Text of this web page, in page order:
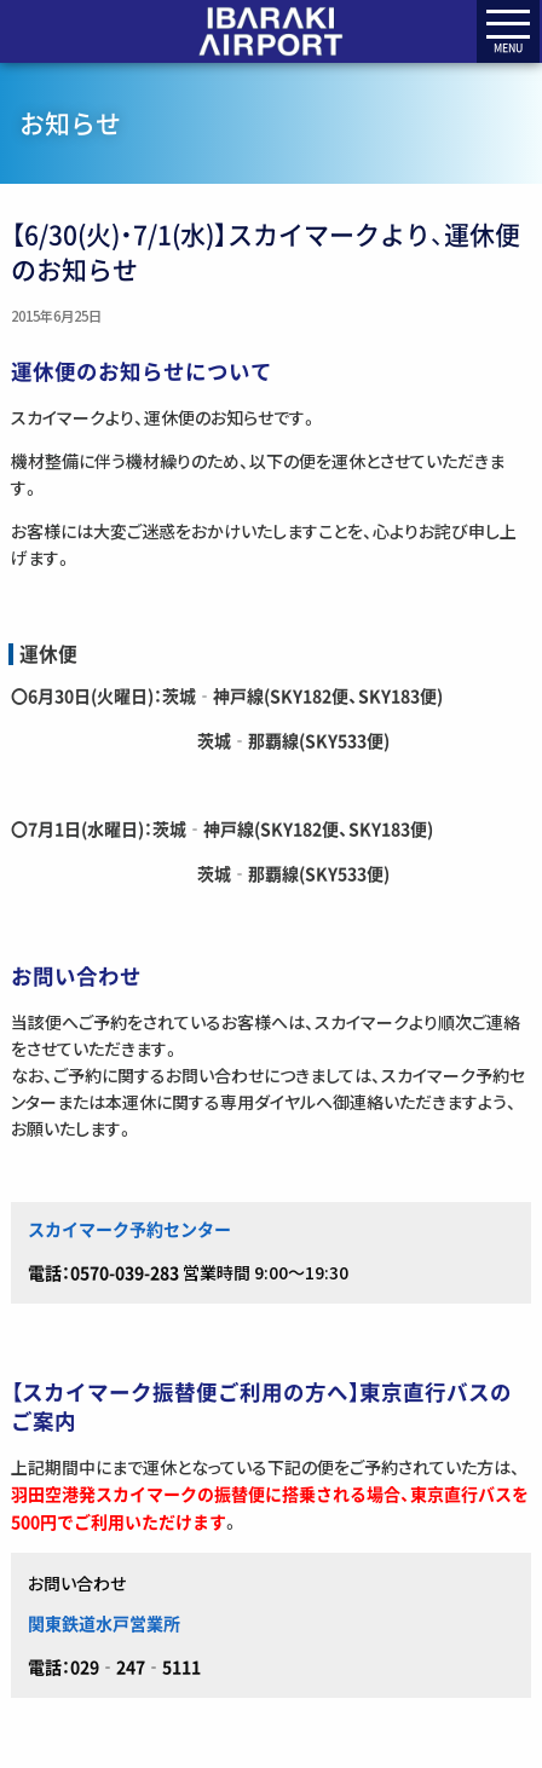
MENU
お知らせ
【6/30(火)・7/1(水)】スカイマークより、運休便
のお知らせ
2015年6月25日
運休便のお知らせについて
スカイマークより、運休便のお知らせです。
機材整備に伴う機材繰りのため、以下の便を運休とさせていただきま
す。
お客様には大変ご迷惑をおかけいたしますことを、心よりお詫び申し上
げます。
運休便
〇6月30日(火曜日)：茨城‐神戸線(SKY182便、SKY183便)
茨城‐那覇線(SKY533便)
〇7月1日(水曜日)：茨城‐神戸線(SKY182便、SKY183便)
茨城‐那覇線(SKY533便)
お問い合わせ
当該便へご予約をされているお客様へは、スカイマークより順次ご連絡
をさせていただきます。
なお、ご予約に関するお問い合わせにつきましては、スカイマーク予約セ
ンターまたは本運休に関する専用ダイヤルへ御連絡いただきますよう、
お願いたします。
スカイマーク予約センター
電話：0570-039-283営業時間 9:00～19:30
【スカイマーク振替便ご利用の方へ】東京直行バスの
ご案内
上記期間中にまで運休となっている下記の便をご予約されていた方は、
羽田空港発スカイマークの振替便に搭乗される場合、東京直行バスを
500円でご利用いただけます。
お問い合わせ
関東鉄道水戸営業所
電話：029‐247‐5111